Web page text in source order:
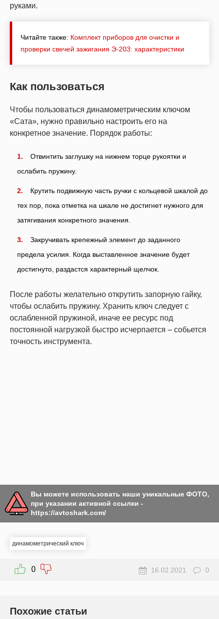
руками.
Читайте также: Комплект приборов для очистки и
проверки свечей зажигания Э-203: характеристики
Как пользоваться
Чтобы пользоваться динамометрическим ключом
«Сата», нужно правильно настроить его на
конкретное значение. Порядок работы:
Отвинтить заглушку на нижнем торце рукоятки и
ослабить пружину.
Крутить подвижную часть ручки с кольцевой шкалой до
тех пор, пока отметка на шкале не достигнет нужного для
затягивания конкретного значения.
Закручивать крепежный элемент до заданного
предела усилия. Когда выставленное значение будет
достигнуто, раздастся характерный щелчок.
После работы желательно открутить запорную гайку,
чтобы ослабить пружину. Хранить ключ следует с
ослабленной пружиной, иначе ее ресурс под
постоянной нагрузкой быстро исчерпается – собьется
точность инструмента.
Вы можете использовать наши уникальные ФОТО,
при указании активной ссылки -
https://avtoshark.com/
динамометрический ключ
0 16.02.2021 0
Похожие статьи